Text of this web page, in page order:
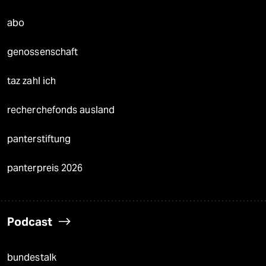
abo
genossenschaft
taz zahl ich
recherchefonds ausland
panterstiftung
panterpreis 2026
Podcast
bundestalk